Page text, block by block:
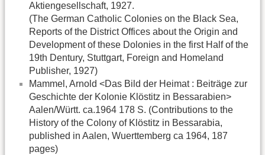
Aktiengesellschaft, 1927.
(The German Catholic Colonies on the Black Sea,
Reports of the District Offices about the Origin and
Development of these Dolonies in the first Half of the
19th Dentury, Stuttgart, Foreign and Homeland
Publisher, 1927)
Mammel, Arnold <Das Bild der Heimat : Beiträge zur
Geschichte der Kolonie Klöstitz in Bessarabien>
Aalen/Württ. ca.1964 178 S. (Contributions to the
History of the Colony of Klöstitz in Bessarabia,
published in Aalen, Wuerttemberg ca 1964, 187
pages)